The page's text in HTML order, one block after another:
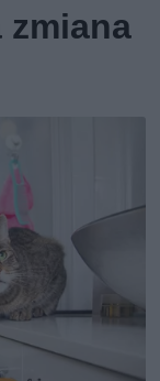
zmiana